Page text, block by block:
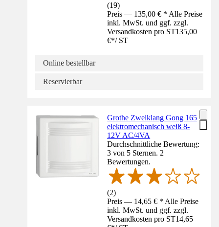
(19)
Preis — 135,00 € * Alle Preise
inkl. MwSt. und ggf. zzgl.
Versandkosten pro ST135,00
€*/ ST
Online bestellbar
Reservierbar
Grothe Zweiklang Gong 165
elektromechanisch weiß 8-
12V AC/4VA
Durchschnittliche Bewertung:
3 von 5 Sternen. 2
Bewertungen.
(2)
Preis — 14,65 € * Alle Preise
inkl. MwSt. und ggf. zzgl.
Versandkosten pro ST14,65